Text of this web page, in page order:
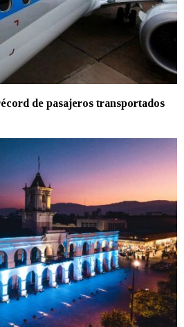
de pasajeros transportados